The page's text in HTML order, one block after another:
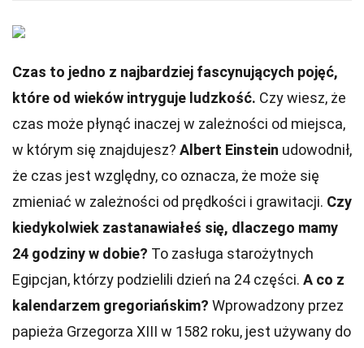
Czas to jedno z najbardziej fascynujących pojęć,
które od wieków intryguje ludzkość. Czy wiesz, że
czas może płynąć inaczej w zależności od miejsca,
w którym się znajdujesz? Albert Einstein udowodnił,
że czas jest względny, co oznacza, że może się
zmieniać w zależności od prędkości i grawitacji. Czy
kiedykolwiek zastanawiałeś się, dlaczego mamy
24 godziny w dobie? To zasługa starożytnych
Egipcjan, którzy podzielili dzień na 24 części. A co z
kalendarzem gregoriańskim? Wprowadzony przez
papieża Grzegorza XIII w 1582 roku, jest używany do